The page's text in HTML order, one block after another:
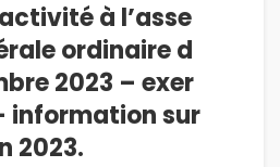
à l’asse
ordinaire d
2023 – exer
information sur
2023.